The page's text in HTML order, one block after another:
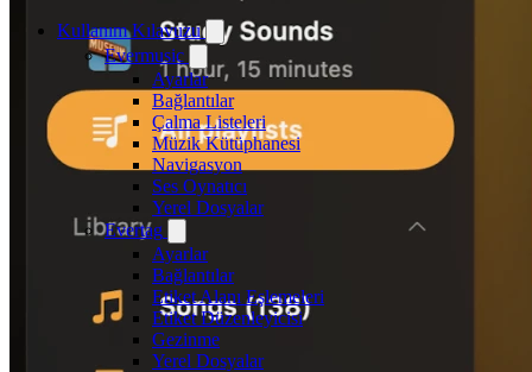
Kullanım Kılavuzu
Evermusic
Ayarlar
Bağlantılar
Çalma Listeleri
Müzik Kütüphanesi
Navigasyon
Ses Oynatıcı
Yerel Dosyalar
Evertag
Ayarlar
Bağlantılar
Etiket Alanı Eşlemeleri
Etiket Düzenleyicisi
Gezinme
Yerel Dosyalar